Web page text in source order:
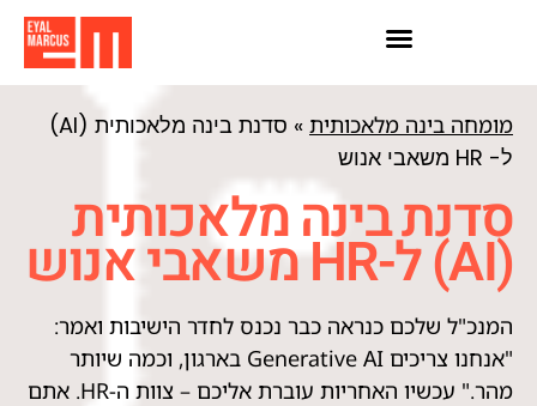
מומחה בינה מלאכותית »
סדנת בינה מלאכותית (AI)
ל- HR משאבי אנוש
סדנת בינה מלאכותית
(AI) ל-HR משאבי אנוש
המנכ"ל שלכם כנראה כבר נכנס לחדר הישיבות ואמר:
"אנחנו צריכים Generative AI בארגון, וכמה שיותר
מהר." עכשיו האחריות עוברת אליכם – צוות ה-HR. אתם